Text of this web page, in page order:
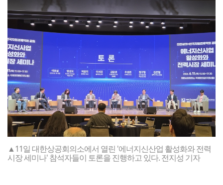
▲11일 대한상공회의소에서 열린 '에너지신산업 활성화와 전력
시장 세미나' 참석자들이 토론을 진행하고 있다. 전지성 기자